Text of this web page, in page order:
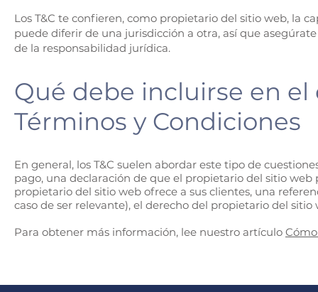
Los T&C te confieren, como propietario del sitio web, la
puede diferir de una jurisdicción a otra, así que
de la responsabilidad jurídica.
Qué debe incluirse en
Términos y Condiciones
En general, los T&C suelen abordar este tipo de
pago, una declaración de que el propietario del sitio
propietario del sitio web ofrece a sus clientes, una
caso de ser relevante), el derecho del propietario del
Para obtener más información, lee nuestro artículo